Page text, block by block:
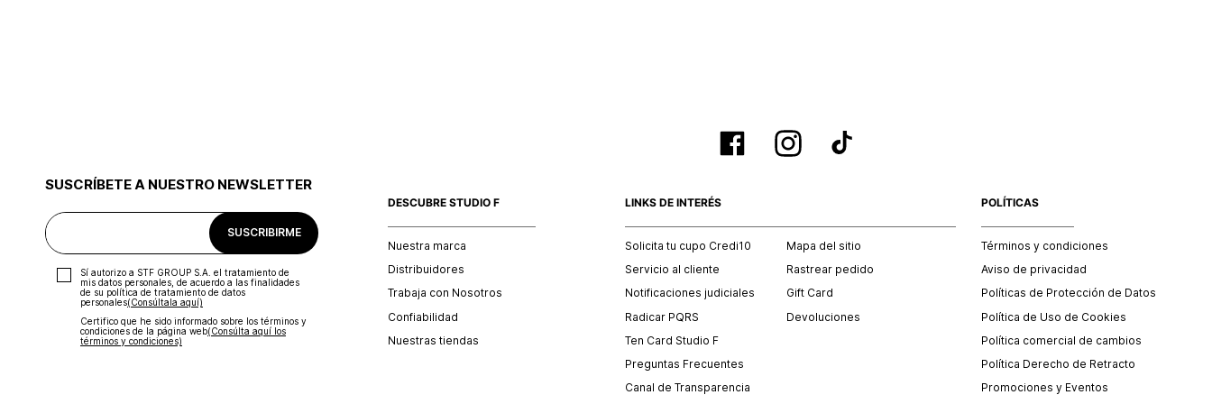
SUSCRÍBETE A NUESTRO NEWSLETTER
SUSCRIBIRME
Sí autorizo a STF GROUP S.A. el tratamiento de
mis datos personales, de acuerdo a las finalidades
de su política de tratamiento de datos
personales‎(Consúltala aquí)
Certifico que he sido informado sobre los términos y
condiciones de la página web‎(Consúlta aquí los
términos y condiciones)
DESCUBRE STUDIO F
Nuestra marca
Distribuidores
Trabaja con Nosotros
Confiabilidad
Nuestras tiendas
LINKS DE INTERÉS
Solicita tu cupo Credi10
Servicio al cliente
Notificaciones judiciales
Radicar PQRS
Ten Card Studio F
Preguntas Frecuentes
Canal de Transparencia
Mapa del sitio
Rastrear pedido
Gift Card
Devoluciones
POLÍTICAS
Términos y condiciones
Aviso de privacidad
Políticas de Protección de Datos
Política de Uso de Cookies
Política comercial de cambios
Política Derecho de Retracto
Promociones y Eventos